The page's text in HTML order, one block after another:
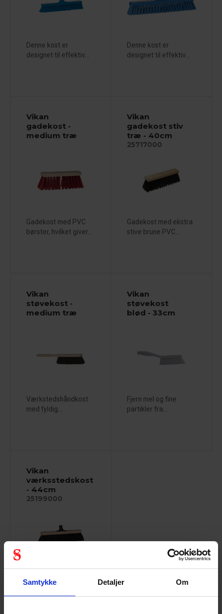
Samtykke Detaljer Om
Denne kost er
designet til effektiv...
Denne kost er
designet til effektiv...
Vikan
gadekost -
medium træ
Gadekost med PVC
børster, hvilket giver...
Vikan
gadekost stiv
træ - 40cm
25717000
Gadekost med ekstra
stive brune PVC...
Vikan
støvekost -
medium træ
Værkstedshåndkost
med fyldig...
Vikan
støvekost
blød - 33cm
Fjern mel og fine
partikler fra...
Vikan
værksstedskost
- 44cm
25199000
vådt og olieholdigt...